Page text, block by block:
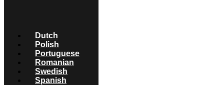
Dutch
Polish
Portuguese
Romanian
Swedish
Spanish